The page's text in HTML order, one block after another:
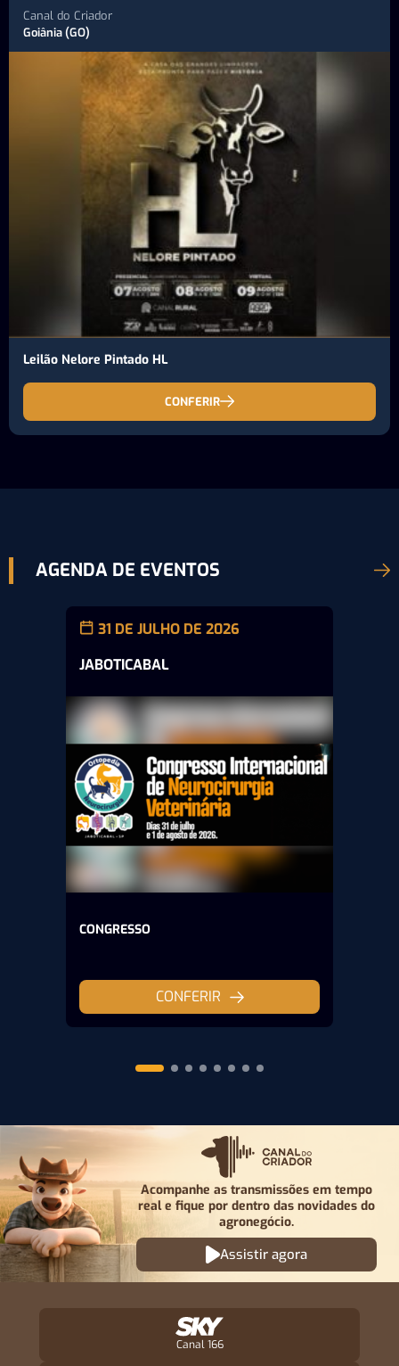
Canal do Criador
Goiânia (GO)
Leilão Nelore Pintado HL
CONFERIR
AGENDA DE EVENTOS
31 DE JULHO DE 2026
JABOTICABAL
CONGRESSO
CONFERIR
Acompanhe as transmissões em tempo
real e fique pordentro das novidades do
agronegócio.
Assistir agora
Canal 166